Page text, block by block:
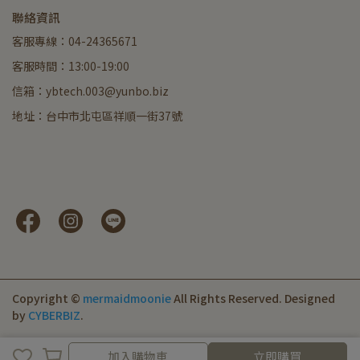
加入購物車
加入購物車 立即購買
聯絡資訊
客服專線：04-24365671
客服時間：13:00-19:00
信箱：ybtech.003@yunbo.biz
地址：台中市北屯區祥順一街37號
Copyright © mermaidmoonieAll Rights Reserved. Designed
by CYBERBIZ.